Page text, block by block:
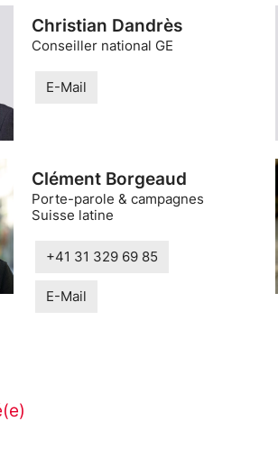
Christian Dandrès
Conseiller national GE
E-Mail
Clément Borgeaud
Porte-parole & campagnes
Suisse latine
+41 31 329 69 85
E-Mail